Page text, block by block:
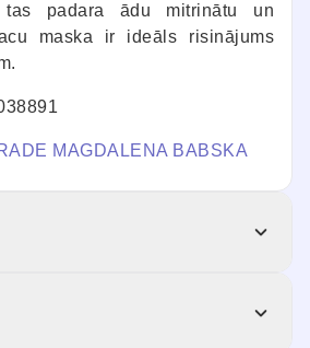
tas padara ādu mitrinātu un
maska ir ideāls risinājums
MAGDALENA BABSKA